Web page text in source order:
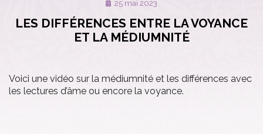
25 mai 2023
LES DIFFÉRENCES ENTRE LA VOYANCE
ET LA MÉDIUMNITÉ
Voici une vidéo sur la médiumnité et les différences avec
les lectures d’âme ou encore la voyance.